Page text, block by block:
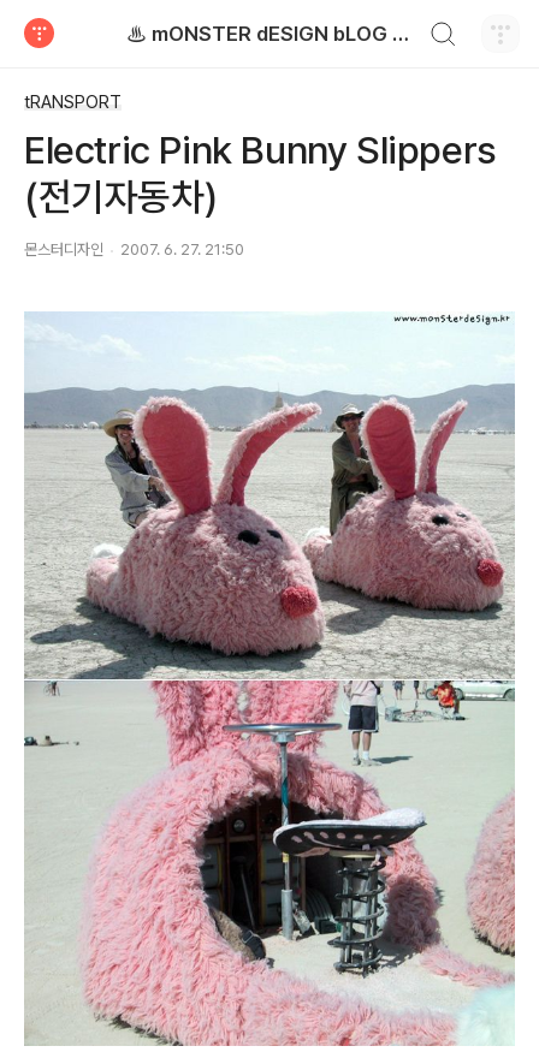
♨ mONSTER dESIGN bLOG - 몬스터디자인 블로그
tRANSPORT
Electric Pink Bunny Slippers
(전기자동차)
몬스터디자인 2007. 6. 27. 21:50